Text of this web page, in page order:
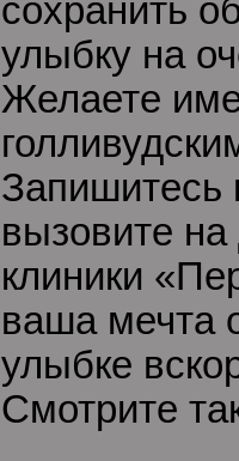
сохранить
улыбку на
Желаете
Запишитесь
вызовите
клиники
ваша мечта
улыбке
Смотрите